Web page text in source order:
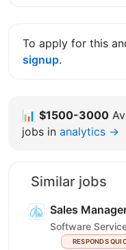
To apply for this
signup.
📊 $1500-3000
jobs in analytics →
Similar jobs
Sales
Software
RESPONDS